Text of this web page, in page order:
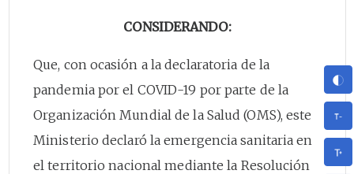
CONSIDERANDO:
Que, con ocasión a la declaratoria de la
pandemia por el COVID-19 por parte de la
Organización Mundial de la Salud (OMS), este
Ministerio declaró la emergencia sanitaria en
el territorio nacional mediante la Resolución